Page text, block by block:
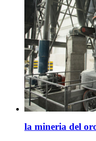
la mineria del